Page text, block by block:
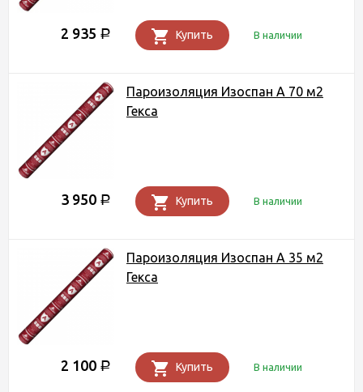
2 935 Р Купить В наличии
Пароизоляция Изоспан A 70 м2
Гекса
3 950 Р Купить В наличии
Пароизоляция Изоспан A 35 м2
Гекса
2 100 Р Купить В наличии